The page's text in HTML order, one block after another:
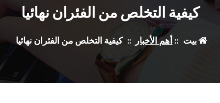
كيفية التخلص من الفئران نهائيا
بيت :: أهم الأخبار :: كيفية التخلص من الفئران نهائيا